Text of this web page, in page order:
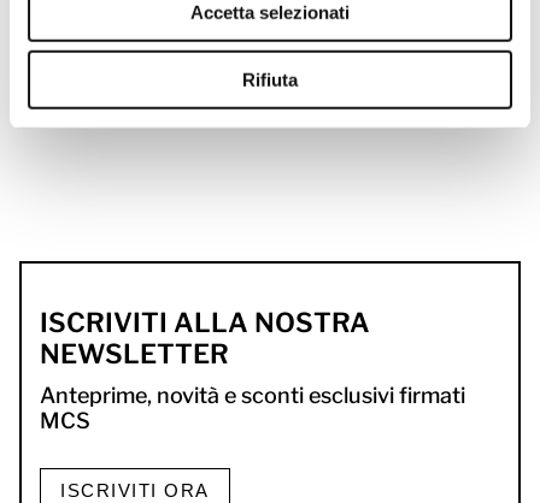
Accetta selezionati
Rifiuta
ISCRIVITI ALLA NOSTRA
NEWSLETTER
Anteprime, novità e sconti esclusivi firmati
MCS
ISCRIVITI ORA